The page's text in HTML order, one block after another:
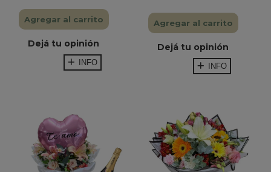
Agregar al carrito
Dejá tu opinión
INFO
Agregar al carrito
Dejá tu opinión
INFO